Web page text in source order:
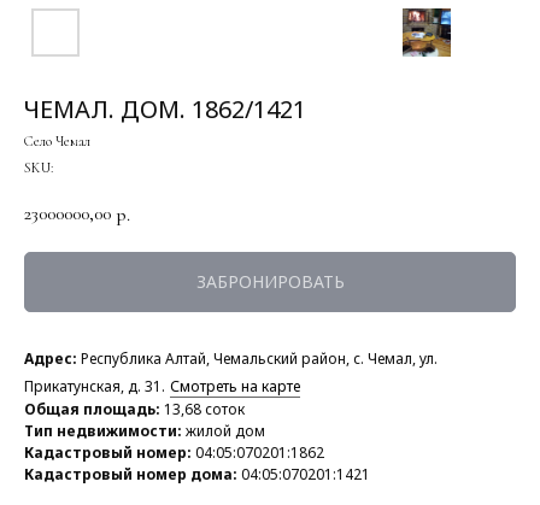
ЧЕМАЛ. ДОМ. 1862/1421
Село Чемал
SKU:
23000000,00 р.
ЗАБРОНИРОВАТЬ
Адрес: Республика Алтай, Чемальский район, с. Чемал, ул.
Прикатунская, д. 31. Смотреть на карте
Общая площадь: 13,68 соток
Тип недвижимости: жилой дом
Кадастровый номер: 04:05:070201:1862
Кадастровый номер дома: 04:05:070201:1421